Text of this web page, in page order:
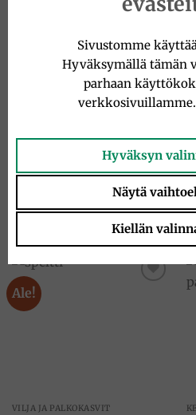
Ingredienser
Bönor, vatten, joderat salt.
Perfekta för soppor, grytor
TUTUSTU MYÖS
Ale!
VILJA JA PALKOKASVIT
Sivustomme
Hyväksymällä tämän
parhaan
verkkosivuillamme.
Hyväksyn
Näytä
Kiellän